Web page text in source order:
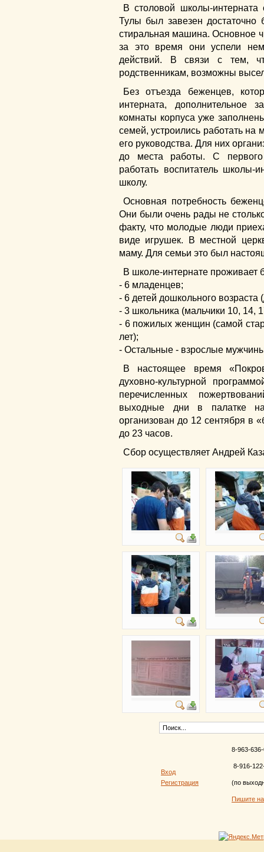
В столовой школы-интерната
Тулы был завезен достаточно
стиральная машина. Основное
за это время они успели
действий. В связи с тем,
родственникам, возможны
Без отъезда беженцев,
интерната, дополнительное
комнаты корпуса уже
семей, устроились работать
его руководства. Для них
до места работы. С
работать воспитатель школы-
школу.
Основная потребность
Они были очень рады не
факту, что молодые люди
виде игрушек. В местной
маму. Для семьи это был
В школе-интернате проживает
- 6 младенцев;
- 6 детей дошкольного возраста
- 3 школьника (мальчики 10, 14,
- 6 пожилых женщин (самой
лет);
- Остальные - взрослые
В настоящее время
духовно-культурной
перечисленных
выходные дни в палатке
организован до 12 сентября в
до 23 часов.
Сбор осуществляет Андрей
Вход
Регистрация
8-963-
8-916-
(по
Пишите